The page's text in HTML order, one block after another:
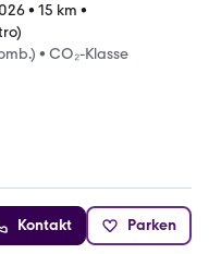
• 15 km •
• CO₂-Klasse
Kontakt Parken